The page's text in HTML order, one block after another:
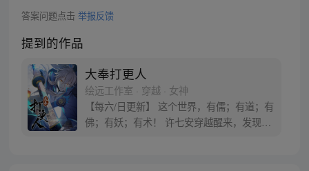
答案问题点击 举报反馈
提到的作品
大奉打更人
绘远工作室 · 穿越 · 女神
【每六/日更新】 这个世界，有儒；有道；有
佛；有妖；有术！ 许七安穿越醒来，发现自